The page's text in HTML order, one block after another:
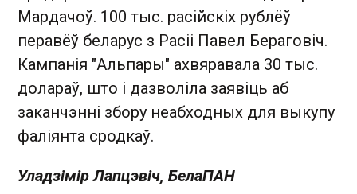
Мардачоў. 100 тыс. расійскіх рублёў
перавёў беларус з Расіі Павел Бераговіч.
Кампанія "Альпары" ахвяравала 30 тыс.
долараў, што і дазволіла заявіць аб
заканчэнні збору неабходных для выкупу
фаліянта сродкаў.
Уладзімір Лапцэвіч, БелаПАН